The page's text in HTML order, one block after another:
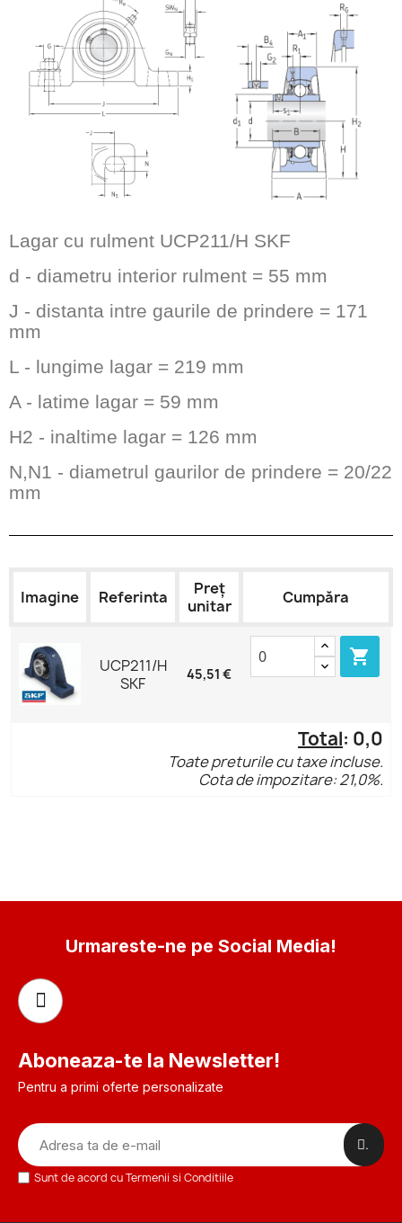
Lagar cu rulment UCP211/H SKF
d - diametru interior rulment = 55 mm
J - distanta intre gaurile de prindere = 171
mm
L - lungime lagar = 219 mm
A - latime lagar = 59 mm
H2 - inaltime lagar = 126 mm
N,N1 - diametrul gaurilor de prindere = 20/22
mm
Imagine Referinta
Preț
unitar
Cumpăra
UCP211/H
SKF
45,51 €

Total: 0,0
Toate preturile cu taxe incluse.
Cota de impozitare: 21,0%.
Urmareste-ne pe Social Media!
Aboneaza-te la Newsletter!
Pentru a primi oferte personalizate
.
Sunt de acord cu Termenii si Conditiile